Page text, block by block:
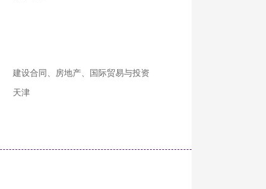
建设合同、房地产、国际贸易与投资
天津